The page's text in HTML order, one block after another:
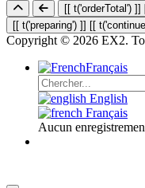
[[ t('orderTotal') ]]
[[ t('preparing') ]] [[
Copyright © 2026 EX2.
Français
English
Français
Aucun